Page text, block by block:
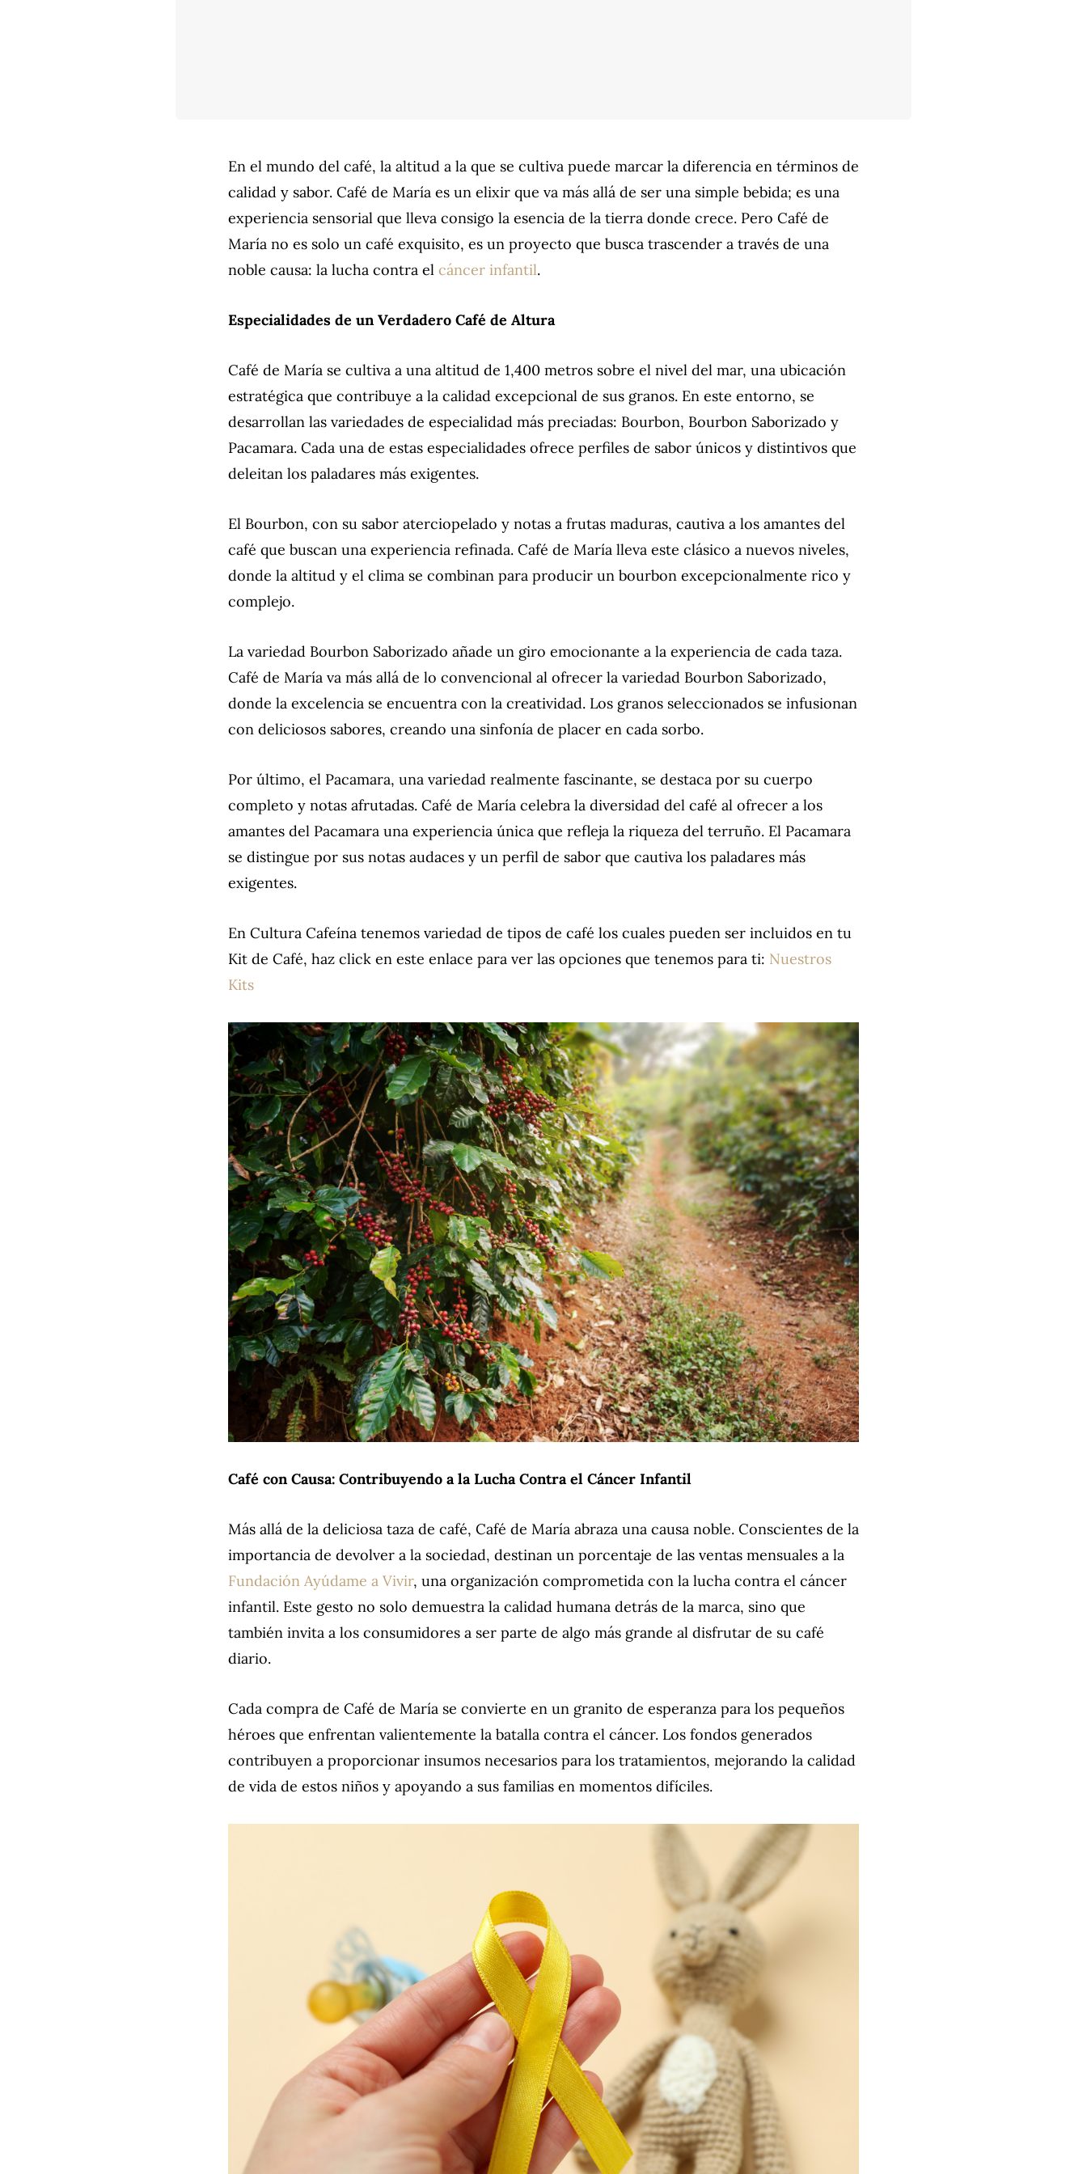
En el mundo del café, la altitud a la que se cultiva puede marcar la diferencia en términos de
calidad y sabor. Café de María es un elixir que va más allá de ser una simple bebida; es una
experiencia sensorial que lleva consigo la esencia de la tierra donde crece. Pero Café de
María no es solo un café exquisito, es un proyecto que busca trascender a través de una
noble causa: la lucha contra el cáncer infantil.
Especialidades de un Verdadero Café de Altura
Café de María se cultiva a una altitud de 1,400 metros sobre el nivel del mar, una ubicación
estratégica que contribuye a la calidad excepcional de sus granos. En este entorno, se
desarrollan las variedades de especialidad más preciadas: Bourbon, Bourbon Saborizado y
Pacamara. Cada una de estas especialidades ofrece perfiles de sabor únicos y distintivos que
deleitan los paladares más exigentes.
El Bourbon, con su sabor aterciopelado y notas a frutas maduras, cautiva a los amantes del
café que buscan una experiencia refinada. Café de María lleva este clásico a nuevos niveles,
donde la altitud y el clima se combinan para producir un bourbon excepcionalmente rico y
complejo.
La variedad Bourbon Saborizado añade un giro emocionante a la experiencia de cada taza.
Café de María va más allá de lo convencional al ofrecer la variedad Bourbon Saborizado,
donde la excelencia se encuentra con la creatividad. Los granos seleccionados se infusionan
con deliciosos sabores, creando una sinfonía de placer en cada sorbo.
Por último, el Pacamara, una variedad realmente fascinante, se destaca por su cuerpo
completo y notas afrutadas. Café de María celebra la diversidad del café al ofrecer a los
amantes del Pacamara una experiencia única que refleja la riqueza del terruño. El Pacamara
se distingue por sus notas audaces y un perfil de sabor que cautiva los paladares más
exigentes.
En Cultura Cafeína tenemos variedad de tipos de café los cuales pueden ser incluidos en tu
Kit de Café, haz click en este enlace para ver las opciones que tenemos para ti: Nuestros
Kits
Café con Causa: Contribuyendo a la Lucha Contra el Cáncer Infantil
Más allá de la deliciosa taza de café, Café de María abraza una causa noble. Conscientes de la
importancia de devolver a la sociedad, destinan un porcentaje de las ventas mensuales a la
Fundación Ayúdame a Vivir, una organización comprometida con la lucha contra el cáncer
infantil. Este gesto no solo demuestra la calidad humana detrás de la marca, sino que
también invita a los consumidores a ser parte de algo más grande al disfrutar de su café
diario.
Cada compra de Café de María se convierte en un granito de esperanza para los pequeños
héroes que enfrentan valientemente la batalla contra el cáncer. Los fondos generados
contribuyen a proporcionar insumos necesarios para los tratamientos, mejorando la calidad
de vida de estos niños y apoyando a sus familias en momentos difíciles.